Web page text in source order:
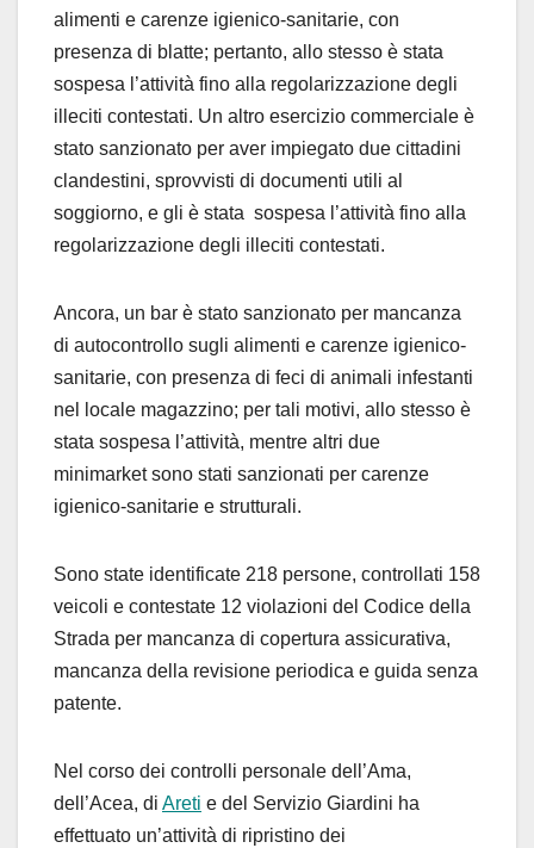
alimenti e carenze igienico-sanitarie, con
presenza di blatte; pertanto, allo stesso è stata
sospesa l’attività fino alla regolarizzazione degli
illeciti contestati. Un altro esercizio commerciale è
stato sanzionato per aver impiegato due cittadini
clandestini, sprovvisti di documenti utili al
soggiorno, e gli è stata sospesa l’attività fino alla
regolarizzazione degli illeciti contestati.
Ancora, un bar è stato sanzionato per mancanza
di autocontrollo sugli alimenti e carenze igienico-
sanitarie, con presenza di feci di animali infestanti
nel locale magazzino; per tali motivi, allo stesso è
stata sospesa l’attività, mentre altri due
minimarket sono stati sanzionati per carenze
igienico-sanitarie e strutturali.
Sono state identificate 218 persone, controllati 158
veicoli e contestate 12 violazioni del Codice della
Strada per mancanza di copertura assicurativa,
mancanza della revisione periodica e guida senza
patente.
Nel corso dei controlli personale dell’Ama,
dell’Acea, di Areti e del Servizio Giardini ha
effettuato un’attività di ripristino dei